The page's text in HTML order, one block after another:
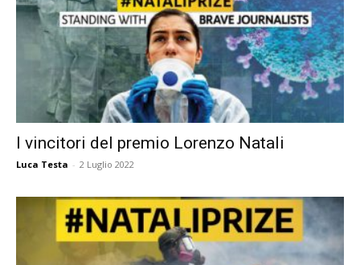
I vincitori del premio Lorenzo Natali
Luca Testa - 2 Luglio 2022